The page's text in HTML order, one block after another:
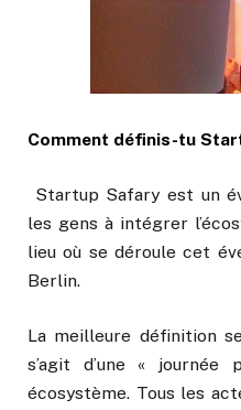
Comment définis-tu
Startup Safary est un
les gens à intégrer
lieu où se déroule cet
Berlin.
La meilleure définition
s’agit d’une «
écosystème. Tous les